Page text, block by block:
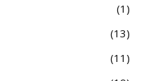
1
13
11